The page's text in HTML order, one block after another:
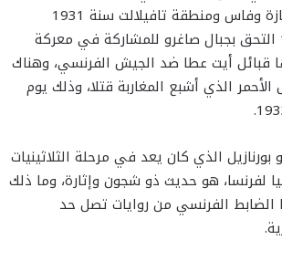
من 1923 بنواحي تازة وفاس ومنطقة تافيلالت سنة 1931
و1932، وفي 1933 التحق بجبال صاغرو للمشاركة في معركة
قبائل أيت عطا ضد الجيش الفرنسي، وهناك
الذي أشبع المغاربة قتلا، وذلك يوم
الذي كان يعد في مرحلة الثلاثينيات
لفرنسا، هو حديث ذو شجون وإثارة، وما ذلك
الضابط الفرنسي من روايات تصل حد